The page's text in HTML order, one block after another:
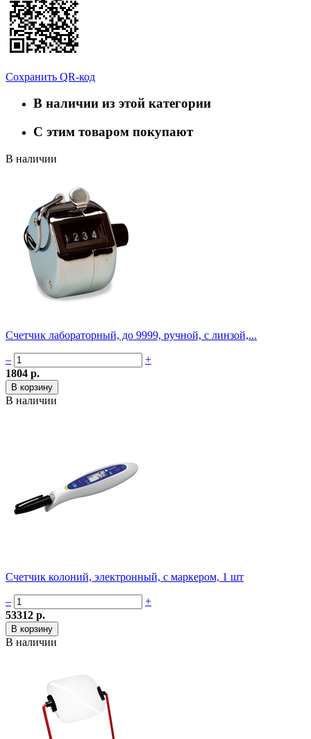
Сохранить QR-код
В наличии из этой категории
С этим товаром покупают
В наличии
Счетчик лабораторный, до 9999, ручной, с линзой,...
–
+
1804 р.
В наличии
Счетчик колоний, электронный, с маркером, 1 шт
–
+
53312 р.
В наличии